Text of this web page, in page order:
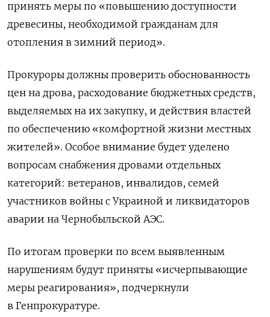
принять меры по «повышению доступности
древесины, необходимой гражданам для
отопления в зимний период».
Прокуроры должны проверить обоснованность
цен на дрова, расходование бюджетных средств,
выделяемых на их закупку, и действия властей
по обеспечению «комфортной жизни местных
жителей». Особое внимание будет уделено
вопросам снабжения дровами отдельных
категорий: ветеранов, инвалидов, семей
участников войны с Украиной и ликвидаторов
аварии на Чернобыльской АЭС.
По итогам проверки по всем выявленным
нарушениям будут приняты «исчерпывающие
меры реагирования», подчеркнули
в Генпрокуратуре.